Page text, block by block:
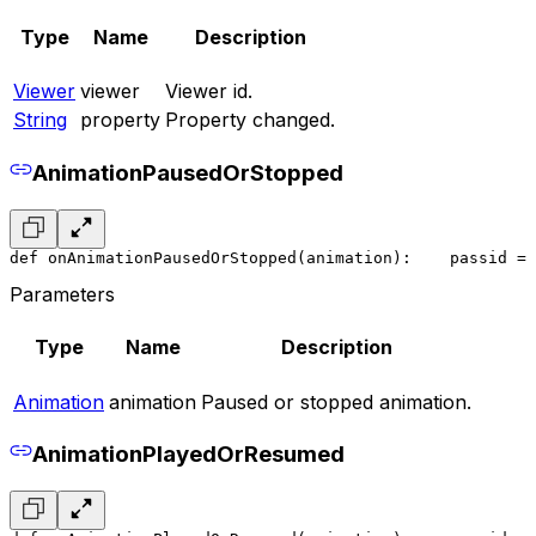
Type Name Description
Viewer viewer
Viewer id.
String property Property changed.
AnimationPausedOrStopped
def onAnimationPausedOrStopped(animation):
    pass
id =
Parameters
Type Name Description
Animation animation Paused or stopped animation.
AnimationPlayedOrResumed